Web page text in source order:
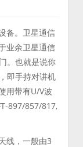
备。卫星通信
业余卫星通信
。也就是说你
即手持对讲机
用带有U/V波
897/857/817,
线，一般由3